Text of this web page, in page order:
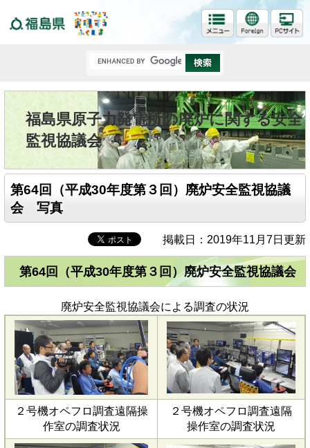
福島県原子力発電所の廃炉に関する安全
監視協議会
第64回（平成30年度第３回）廃炉安全監視協議
会 写真
掲載日：2019年11月7日更新
第64回（平成30年度第３回）廃炉安全監視協議会
廃炉安全監視協議会による調査の状況
２号機オペフロ調査遠隔操
作室の調査状況
２号機オペフロ調査遠隔
操作室の調査状況